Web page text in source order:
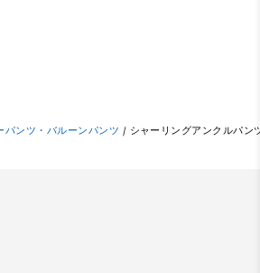
パンツ・バルーンパンツ / シャーリングアンクルパン